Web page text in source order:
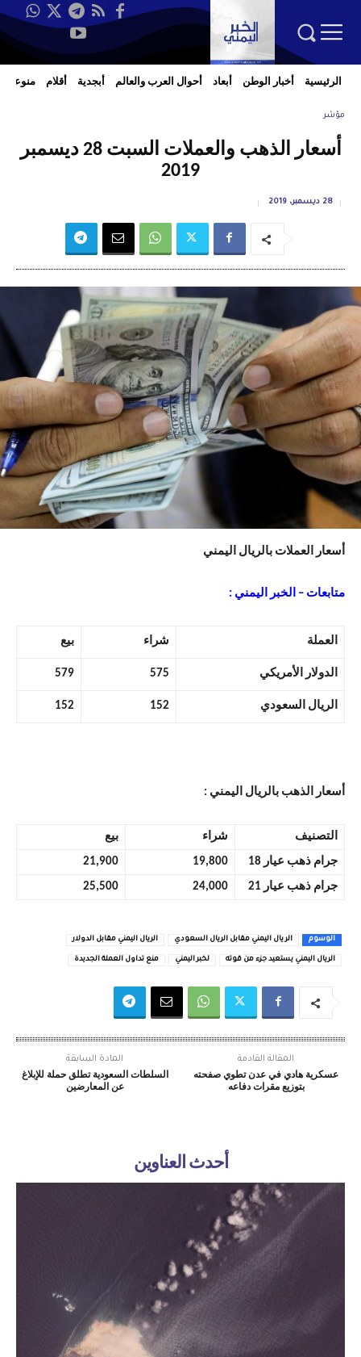
الرئيسية أخبار الوطن أبعاد أحوال العرب والعالم أبجدية أقلام منوعات
مؤشر
أسعار الذهب والعملات السبت 28 ديسمبر
2019
28 ديسمبر، 2019
أسعار العملات بالريال اليمني
متابعات – الخبر اليمني :
العملة شراء بيع
الدولار الأمريكي 575
579
الريال السعودي 152
152
أسعار الذهب بالريال اليمني :
التصنيف شراء بيع
جرام ذهب عيار 18 19,800
21,900
جرام ذهب عيار 21 24,000
25,500
الوسوم الر يال اليمني مقابل الريال السعودي الريال اليمني مقابل الدولار
الريال اليمني يستعيد جزء من قوته لخبر اليمني منع تداول العملة الجديدة
المادة السابقة
السلطات السعودية تطلق حملة للإبلاغ
عن المعارضين
المقالة القادمة
عسكرية هادي في عدن تطوي صفحته
بتوزيع مقرات دفاعه
أحدث العناوين